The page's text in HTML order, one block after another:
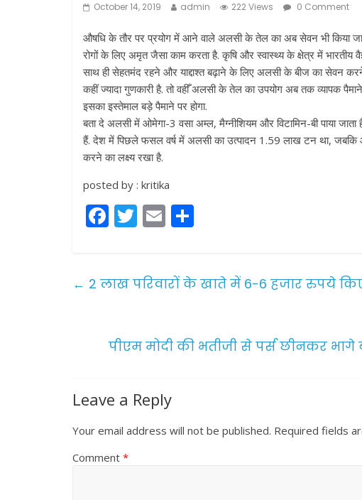
October 14, 2019 admin 222 Views 0 Comment
औषधि के तौर पर प्रयोग में आने वाले अलसी के तेल का अब सेवन भी किया
रोगों के लिए अमृत जैसा काम करता है. कृषि और स्वास्थ्य के क्षेत्र में भारतीय
साथ ही सेहतमंद रहने और याद्दाश्त बढ़ाने के लिए अलसी के बीज का सेवन
कहीं ज्यादा गुणकारी है. तो वहीँ अलसी के तेल का उपयोग अब तक व्यापक
इसका इस्तेमाल बड़े पैमाने पर होगा.
बता दे अलसी में ओमेगा-3 वसा अम्ल, मैग्नीशियम और विटामिन-बी पाया
हैं. देश में पिछले फसल वर्ष में अलसी का उत्पादन 1.59 लाख टन था,
करने का लक्ष्य रखा है.
posted by : kritika
F
a
e
o
o
T
w
er
E
m
l e
← 2 लाख परिवारों के खाते में 6-6 हजार रुपये
पीएम मोदी की भतीजी से पर्स छीनकर
Leave a Reply
Your email address will not be published. Required fields
Comment *